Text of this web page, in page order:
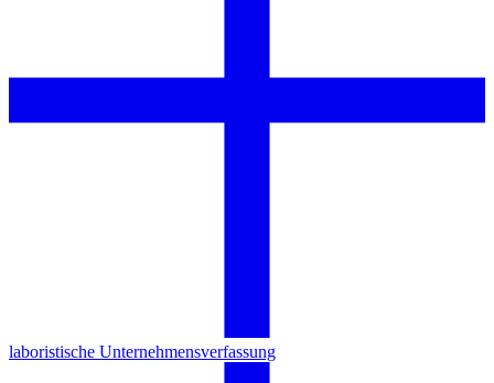
laboristische Unternehmensverfassung